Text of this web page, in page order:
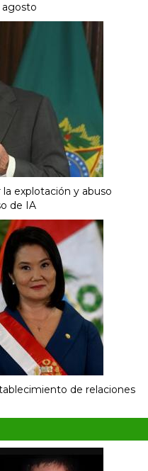
agosto
explotación y abuso
de IA
de relaciones